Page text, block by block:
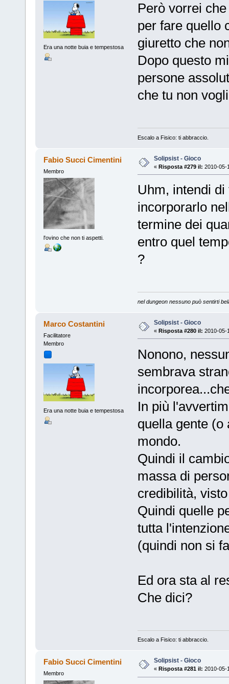
Era una notte buia e tempestosa
Però vorrei
per fare quello
giuretto che
Dopo questo
persone
che tu non
Escalo a Fisico: ti abbraccio.
Fabio Succi Cimentini
Membro
l'ovino che non ti aspetti.
Solipsist - Gioco
« Risposta #279 il: 2010-05-
Uhm, intendi
incorporarlo
termine dei
entro quel
?
nel dungeon nessuno può sentirti
Marco Costantini
Facilitatore
Membro
Era una notte buia e tempestosa
Solipsist - Gioco
« Risposta #280 il: 2010-05-
Nonono,
sembrava
In più
quella gente (o
mondo.
Quindi il
massa di
credibilità,
Quindi quelle
tutta
(quindi non si
Ed ora sta al
Che dici?
Escalo a Fisico: ti abbraccio.
Fabio Succi Cimentini
Membro
Solipsist - Gioco
« Risposta #281 il: 2010-05-